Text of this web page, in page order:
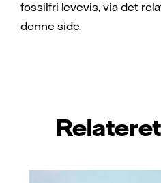
fossilfri levevis, via det
denne side.